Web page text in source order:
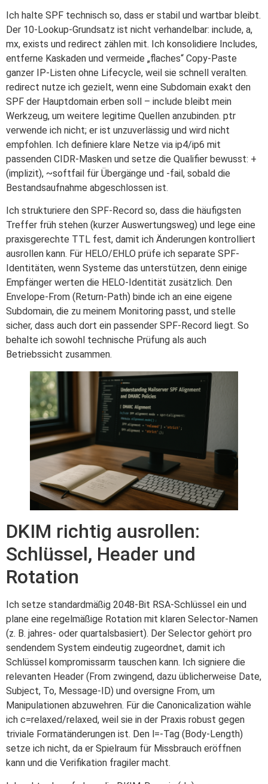
Ich halte SPF technisch so, dass er stabil und wartbar bleibt.
Der 10-Lookup-Grundsatz ist nicht verhandelbar: include, a,
mx, exists und redirect zählen mit. Ich konsolidiere Includes,
entferne Kaskaden und vermeide „flaches“ Copy-Paste
ganzer IP-Listen ohne Lifecycle, weil sie schnell veralten.
redirect nutze ich gezielt, wenn eine Subdomain exakt den
SPF der Hauptdomain erben soll – include bleibt mein
Werkzeug, um weitere legitime Quellen anzubinden. ptr
verwende ich nicht; er ist unzuverlässig und wird nicht
empfohlen. Ich definiere klare Netze via ip4/ip6 mit
passenden CIDR-Masken und setze die Qualifier bewusst: +
(implizit), ~softfail für Übergänge und -fail, sobald die
Bestandsaufnahme abgeschlossen ist.
Ich strukturiere den SPF-Record so, dass die häufigsten
Treffer früh stehen (kurzer Auswertungsweg) und lege eine
praxisgerechte TTL fest, damit ich Änderungen kontrolliert
ausrollen kann. Für HELO/EHLO prüfe ich separate SPF-
Identitäten, wenn Systeme das unterstützen, denn einige
Empfänger werten die HELO-Identität zusätzlich. Den
Envelope-From (Return-Path) binde ich an eine eigene
Subdomain, die zu meinem Monitoring passt, und stelle
sicher, dass auch dort ein passender SPF-Record liegt. So
behalte ich sowohl technische Prüfung als auch
Betriebssicht zusammen.
DKIM richtig ausrollen:
Schlüssel, Header und
Rotation
Ich setze standardmäßig 2048-Bit RSA-Schlüssel ein und
plane eine regelmäßige Rotation mit klaren Selector-Namen
(z. B. jahres- oder quartalsbasiert). Der Selector gehört pro
sendendem System eindeutig zugeordnet, damit ich
Schlüssel kompromissarm tauschen kann. Ich signiere die
relevanten Header (From zwingend, dazu üblicherweise Date,
Subject, To, Message-ID) und oversigne From, um
Manipulationen abzuwehren. Für die Canonicalization wähle
ich c=relaxed/relaxed, weil sie in der Praxis robust gegen
triviale Formatänderungen ist. Den l=-Tag (Body-Length)
setze ich nicht, da er Spielraum für Missbrauch eröffnen
kann und die Verifikation fragiler macht.